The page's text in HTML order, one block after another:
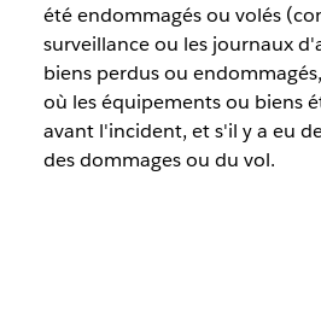
été endommagés ou volés
surveillance ou les journaux
biens perdus ou
où les équipements ou biens
avant l'incident, et s'il y a eu
des dommages ou du vol.